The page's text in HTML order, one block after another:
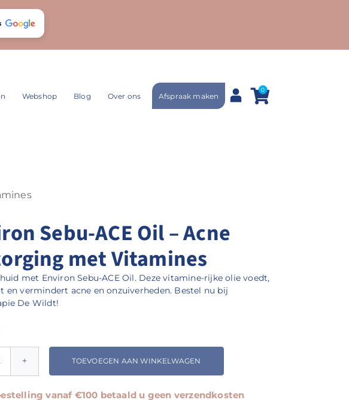
Webshop Blog Over ons Afspraak maken
0
Sebu-ACE Oil – Acne
met Vitamines
met Environ Sebu-ACE Oil. Deze vitamine-rijke olie voedt,
en vermindert acne en onzuiverheden. Bestel nu bij
De Wildt!
TOEVOEGEN AAN WINKELWAGEN
vanaf €100 betaald u geen verzendkosten